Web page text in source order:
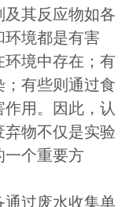
其反应物如各
境都是有害
境中存在；有
有些则通过食
用。因此，认
物不仅是实验
一个重要方
通过废水收集单